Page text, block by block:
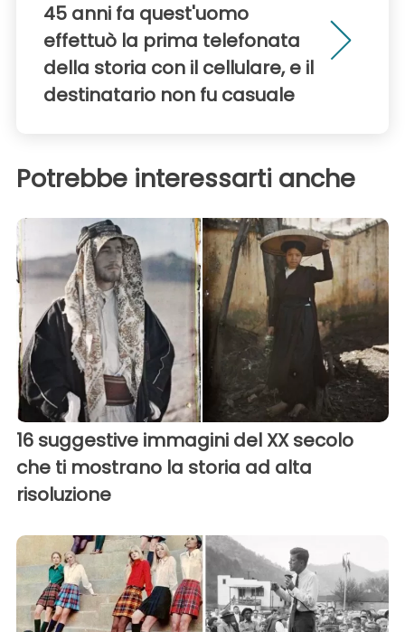
45 anni fa quest'uomo
effettuò la prima telefonata
della storia con il cellulare, e il
destinatario non fu casuale
Potrebbe interessarti anche
16 suggestive immagini del XX secolo
che ti mostrano la storia ad alta
risoluzione